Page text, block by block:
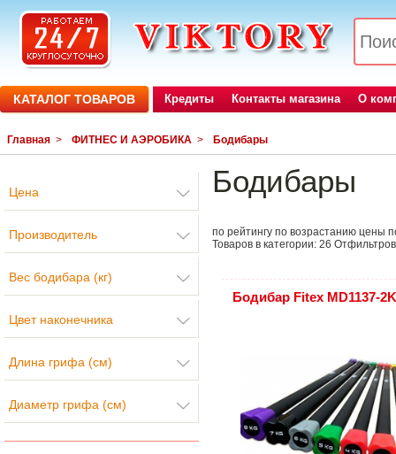
КАТАЛОГ ТОВАРОВ Кредиты Контакты магазина О
Главная > ФИТНЕС И АЭРОБИКА > Бодибары
Цена
Производитель
Вес бодибара (кг)
Цвет наконечника
Длина грифа (см)
Диаметр грифа (см)
Бодибары
по рейтингу по возрастанию цены
Товаров в категории: 26
Бодибар Fitex MD1137-